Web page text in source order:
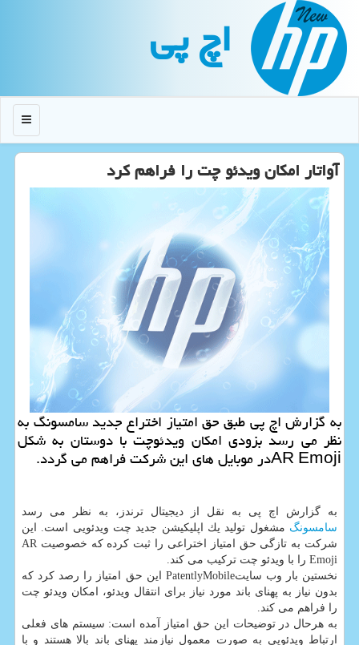
اچ پی
منو
آواتار امكان ویدئو چت را فراهم كرد
به گزارش اچ پی طبق حق امتیاز اختراع جدید سامسونگ به
نظر می رسد بزودی امكان ویدئوچت با دوستان به شكل
AR Emojiدر موبایل های این شركت فراهم می گردد.
به گزارش اچ پی به نقل از دیجیتال ترندز، به نظر می رسد
سامسونگ مشغول تولید یك اپلیكیشن جدید چت ویدئویی است. این
شركت به تازگی حق امتیاز اختراعی را ثبت كرده كه خصوصیت AR
Emoji را با ویدئو چت تركیب می كند.
نخستین بار وب سایتPatentlyMobile این حق امتیاز را رصد كرد كه
بدون نیاز به پهنای باند مورد نیاز برای انتقال ویدئو، امكان ویدئو چت
را فراهم می كند.
به هرحال در توضیحات این حق امتیاز آمده است: سیستم های فعلی
ارتباط ویدئویی به صورت معمول نیازمند پهنای باند بالا هستند و با